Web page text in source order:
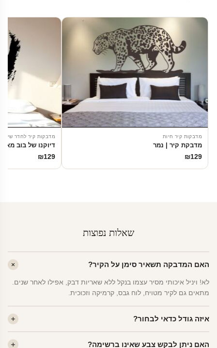
מדבקות קיר חיות
מדבקת קיר | נמר
₪129
מדבקות קיר לחדר שינה
דיוקנו של בוב
₪129
שאלות נפוצות
האם המדבקה תשאיר סימן על הקיר?
לא! ויניל איכותי מסיר עצמו בנקל ללא שאריות דבק, אפילו לאחר שנים.
מתאים גם לקיר מטויח, לוח גבס, קרמיקה וזכוכית.
איזה גודל כדאי לבחור?
האם ניתן לבקש צבע שאינו ברשימה?